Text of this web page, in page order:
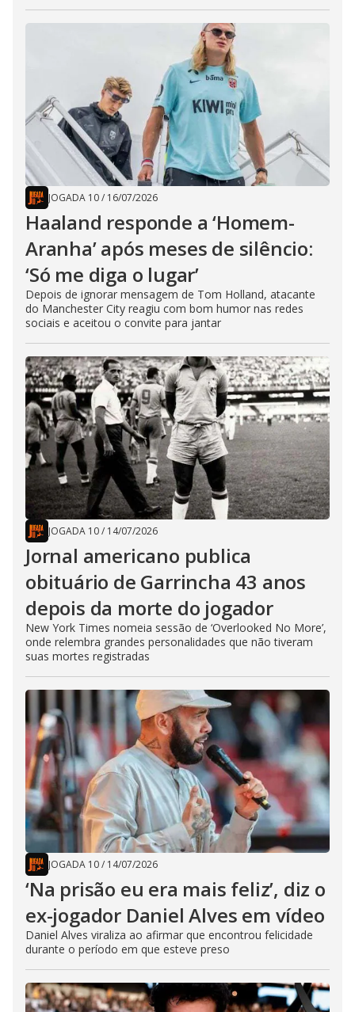
JOGADA 10/ 16/07/2026
Haaland responde a ‘Homem-
Aranha’ após meses de silêncio:
‘Só me diga o lugar’
Depois de ignorar mensagem de Tom Holland, atacante
do Manchester City reagiu com bom humor nas redes
sociais e aceitou o convite para jantar
JOGADA 10/ 14/07/2026
Jornal americano publica
obituário de Garrincha 43 anos
depois da morte do jogador
New York Times nomeia sessão de ‘Overlooked No More’,
onde relembra grandes personalidades que não tiveram
suas mortes registradas
JOGADA 10/ 14/07/2026
‘Na prisão eu era mais feliz’, diz o
ex-jogador Daniel Alves em vídeo
Daniel Alves viraliza ao afirmar que encontrou felicidade
durante o período em que esteve preso